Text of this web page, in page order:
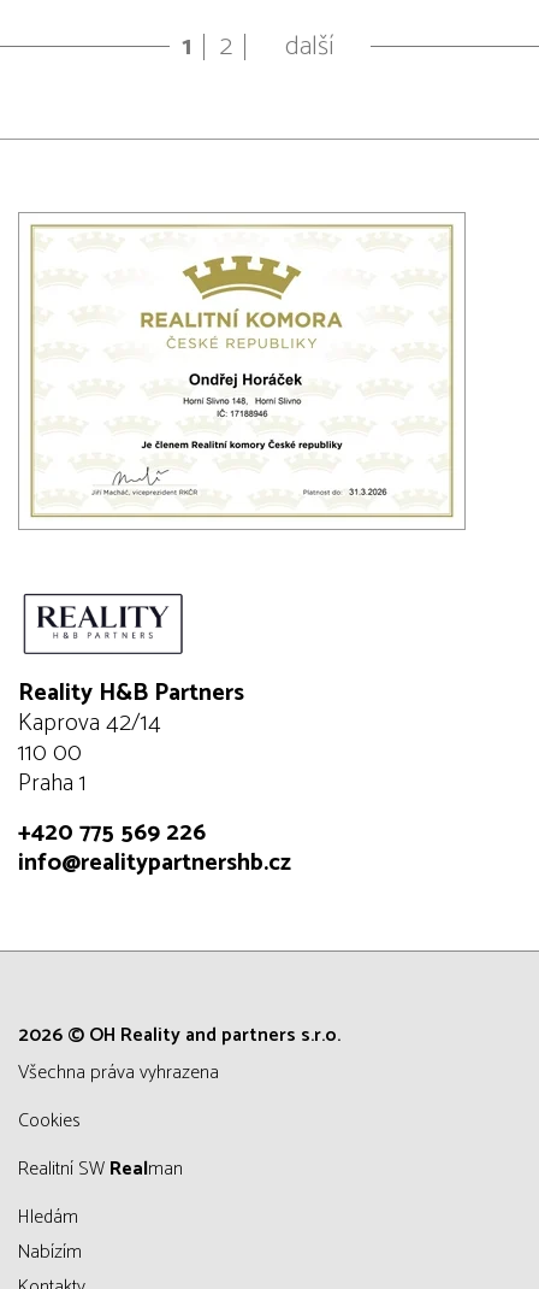
1 2 další
Reality H&B Partners
Kaprova 42/14
110 00
Praha 1
+420 775 569 226
info@realitypartnershb.cz
2026 © OH Reality and partners s.r.o.
všechna práva vyhrazena
Cookies
Realitní SWRealman
Hledám
Nabízím